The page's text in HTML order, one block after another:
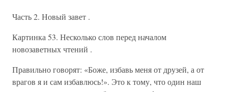
Часть 2. Новый завет .
Картинка 53. Несколько слов перед началом
новозаветных чтений .
Правильно говорят: «Боже, избавь меня от друзей, а от
врагов я и сам избавлюсь!». Это к тому, что один наш